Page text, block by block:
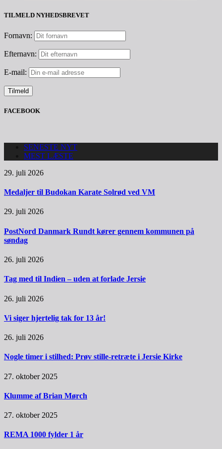
TILMELD NYHEDSBREVET
Fornavn:
Efternavn:
E-mail:
FACEBOOK
SENESTE NYT
MEST LÆSTE
29. juli 2026
Medaljer til Budokan Karate Solrød ved VM
29. juli 2026
PostNord Danmark Rundt kører gennem kommunen på
søndag
26. juli 2026
Tag med til Indien – uden at forlade Jersie
26. juli 2026
Vi siger hjertelig tak for 13 år!
26. juli 2026
Nogle timer i stilhed: Prøv stille-retræte i Jersie Kirke
27. oktober 2025
Klumme af Brian Mørch
27. oktober 2025
REMA 1000 fylder 1 år